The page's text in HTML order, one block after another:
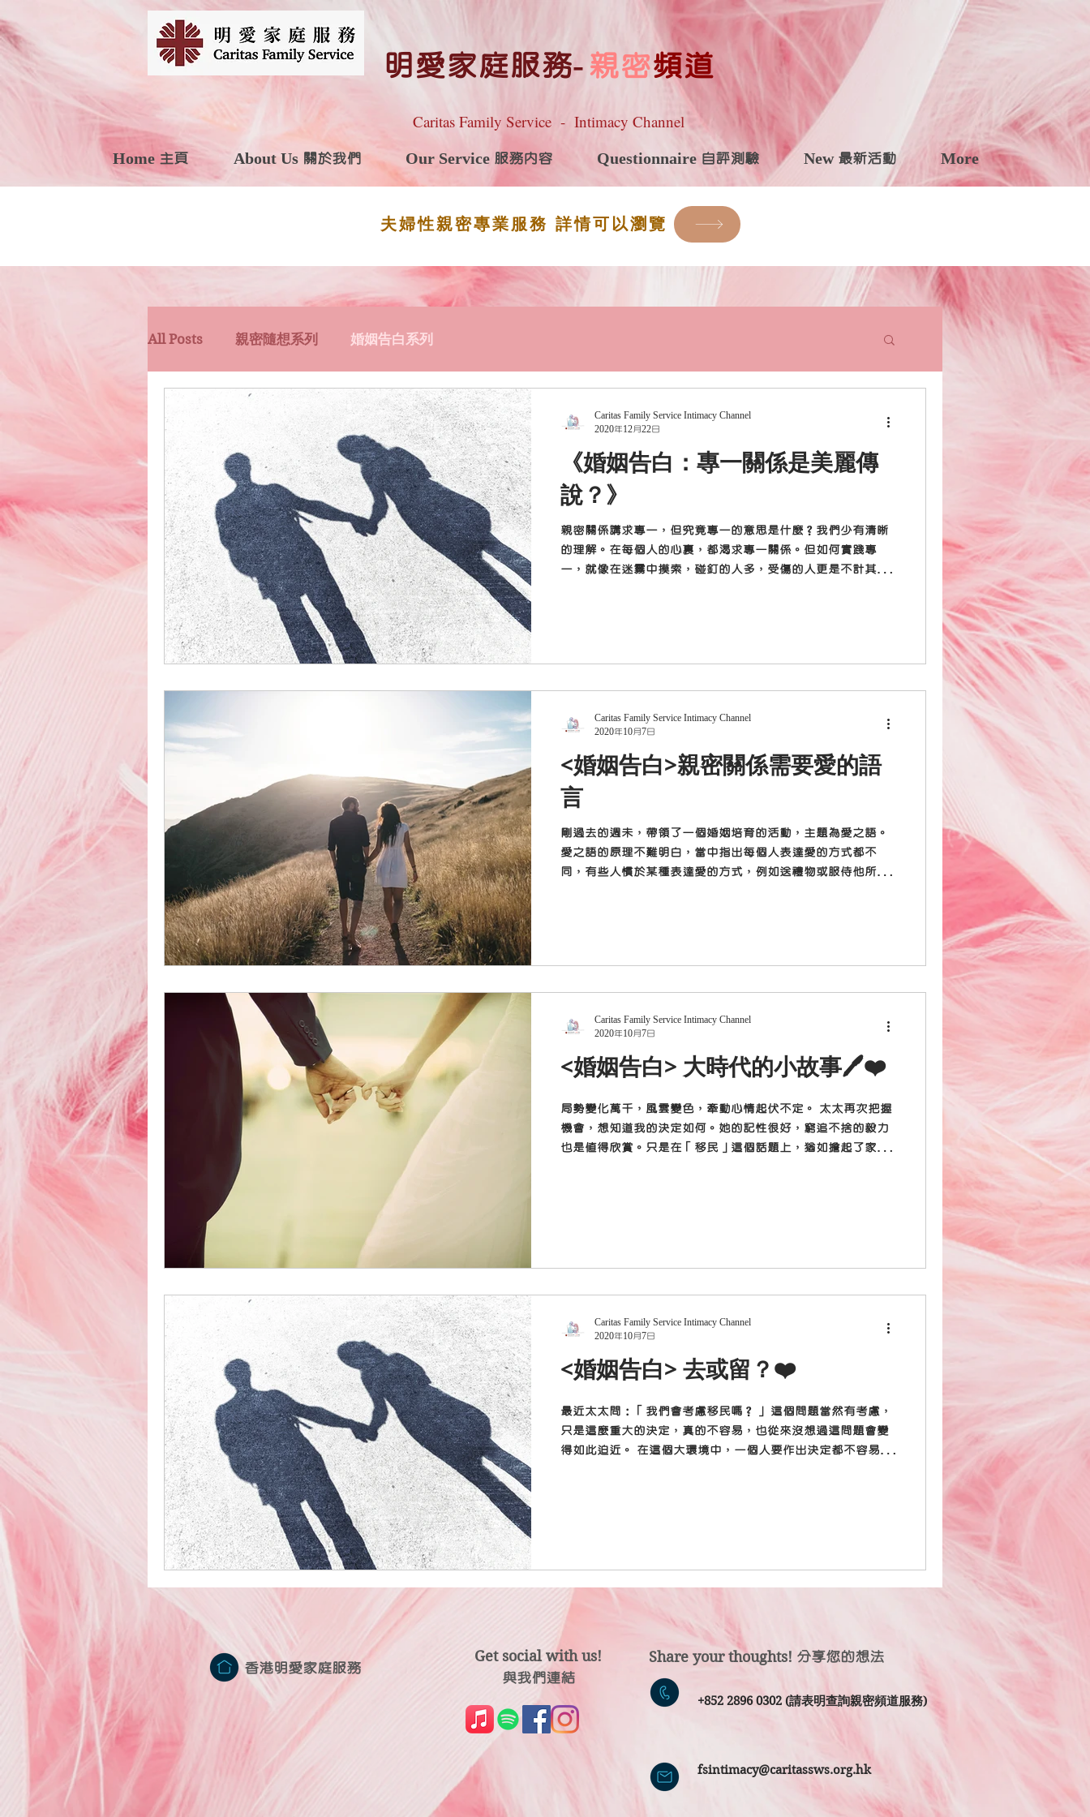
明愛家庭服務- 親密頻道
Caritas Family Service - Intimacy Channel
Home 主頁 About Us 關於我們 Our Service 服務內容 Questionnaire 自評測驗 New 最新活動 More
夫婦性親密專業服務 詳情可以瀏覽
All Posts 親密隨想系列 婚姻告白系列
《婚姻告白：專一關係是美麗傳
說？》
親密關係講求專一，但究竟專一的意思是什麼？我們少有清晰
的理解。在每個人的心裏，都渴求專一關係。但如何實踐專
一，就像在迷霧中摸索，碰釘的人多，受傷的人更是不計其
Caritas Family Service Intimacy Channel
2020年12月22日
<婚姻告白>親密關係需要愛的語
言
剛過去的週未，帶領了一個婚姻培育的活動，主題為愛之語。
愛之語的原理不難明白，當中指出每個人表達愛的方式都不
同，有些人慣於某種表達愛的方式，例如送禮物或服侍他所愛
Caritas Family Service Intimacy Channel
2020年10月7日
<婚姻告白> 大時代的小故事🖊❤️
局勢變化萬千，風雲變色，牽動心情起伏不定。 太太再次把握
機會，想知道我的決定如何。她的記性很好，窮追不捨的毅力
也是值得欣賞。只是在「移民」這個話題上，猶如擔起了家人
Caritas Family Service Intimacy Channel
2020年10月7日
<婚姻告白> 去或留？❤️
最近太太問：「我們會考慮移民嗎？」 這個問題當然有考慮，
只是這麼重大的決定，真的不容易，也從來沒想過這問題會變
得如此迫近。 在這個大環境中，一個人要作出決定都不容易，
Caritas Family Service Intimacy Channel
2020年10月7日
香港明愛家庭服務
Get social with us!
​​與我們連結
Share your thoughts! 分享您的想法
​ +852 2896 0302 (請表明查詢親密頻道服務)
fsintimacy@caritassws.org.hk